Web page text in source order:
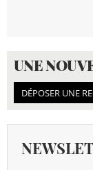
UNE
DÉPOSER UNE